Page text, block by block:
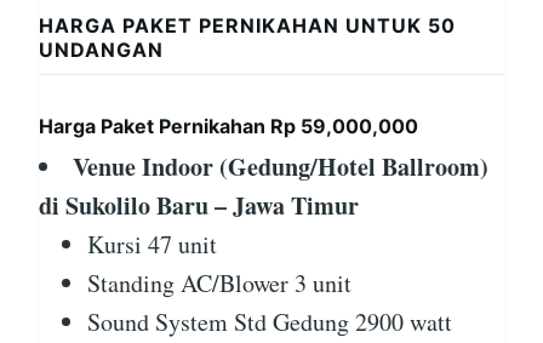
HARGA PAKET PERNIKAHAN UNTUK 50
UNDANGAN
Harga Paket Pernikahan Rp 59,000,000
Venue Indoor (Gedung/Hotel Ballroom)
di Sukolilo Baru – Jawa Timur
Kursi 47 unit
Standing AC/Blower 3 unit
Sound System Std Gedung 2900 watt